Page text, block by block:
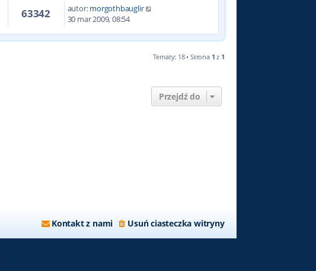
63342 autor:morgothbauglir
30 mar 2009, 08:54
Tematy: 18 • Strona 1 z 1
Przejdź do
Usuń ciasteczka witryny
Kontakt z nami